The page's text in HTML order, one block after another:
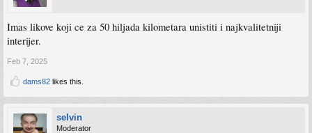
Imas likove koji ce za 50 hiljada kilometara unistiti i najkvalitetniji
interijer.
Feb 7, 2025
dams82 likes this.
selvin
Moderator